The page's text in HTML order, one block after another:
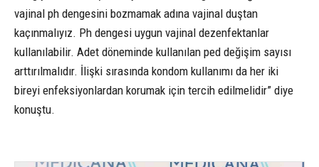
vajinal ph dengesini bozmamak adına vajinal duştan
kaçınmalıyız. Ph dengesi uygun vajinal dezenfektanlar
kullanılabilir. Adet döneminde kullanılan ped değişim sayısı
arttırılmalıdır. İlişki sırasında kondom kullanımı da her iki
bireyi enfeksiyonlardan korumak için tercih edilmelidir” diye
konuştu.